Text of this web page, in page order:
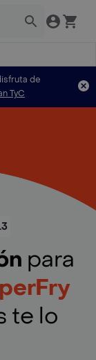
de
TyC
para
te lo